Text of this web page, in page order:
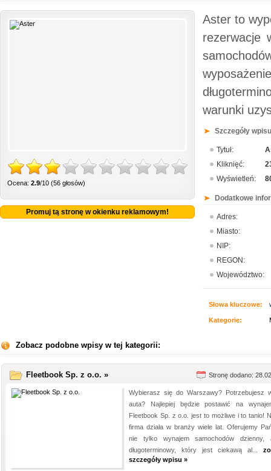
Ocena: 2.9/10 (56 głosów)
Promuj tą stronę w okienku reklamowym!
Aster to
rezerwacje
warunki
Szczegóły
Tytuł:
Kliknięć:
Wyświetleń:
Dodatkowe
Adres:
Miasto:
NIP:
REGON:
Województwo:
Słowa kluczowe:
Kategorie:
Zobacz podobne wpisy w tej kategorii:
Fleetbook Sp. z o.o. » Stronę dodano:
Wybierasz się do Warszawy? Potrzebujesz
auta? Najlepiej będzie postawić na
Fleetbook Sp. z o.o. jest to możliwe i to tanio!
firma działa w branży wiele lat. Oferujemy
nie tylko wynajem samochodów dzienny,
długoterminowy, który jest ciekawą al...
szczegóły wpisu »